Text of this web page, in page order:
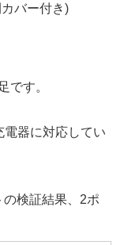
バー付き)
です。
電器に対応してい
検証結果、2ポ